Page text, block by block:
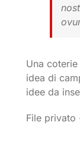
Una
idea di
idee da
File privato